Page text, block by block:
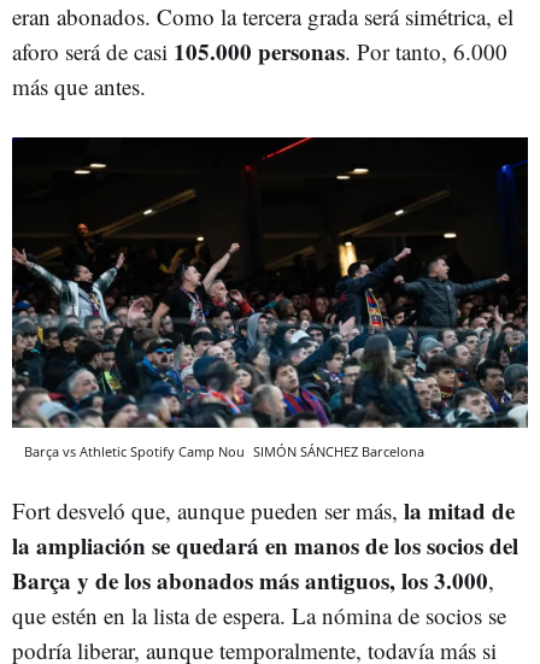
eran abonados. Como la tercera grada será simétrica, el
aforo será de casi 105.000 personas. Por tanto, 6.000
más que antes.
Barça vs Athletic Spotify Camp Nou SIMÓN SÁNCHEZ Barcelona
Fort desveló que, aunque pueden ser más, la mitad de
la ampliación se quedará en manos de los socios del
Barça y de los abonados más antiguos, los 3.000,
que estén en la lista de espera. La nómina de socios se
podría liberar, aunque temporalmente, todavía más si